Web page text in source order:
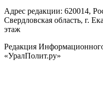
Адрес редакции: 620014,
Свердловская область, г.
этаж
Редакция
«УралПолит.ру»